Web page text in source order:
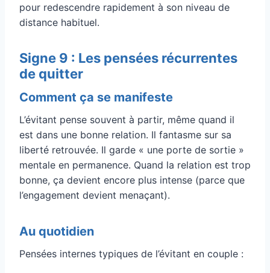
pour redescendre rapidement à son niveau de
distance habituel.
Signe 9 : Les pensées récurrentes
de quitter
Comment ça se manifeste
L’évitant pense souvent à partir, même quand il
est dans une bonne relation. Il fantasme sur sa
liberté retrouvée. Il garde « une porte de sortie »
mentale en permanence. Quand la relation est trop
bonne, ça devient encore plus intense (parce que
l’engagement devient menaçant).
Au quotidien
Pensées internes typiques de l’évitant en couple :